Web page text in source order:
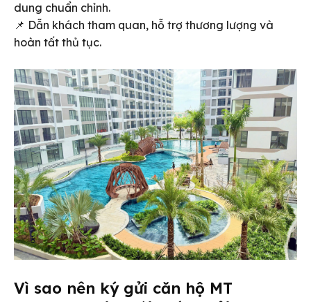
dung chuẩn chỉnh.
📌 Dẫn khách tham quan, hỗ trợ thương lượng và
hoàn tất thủ tục.
Vì sao nên ký gửi căn hộ MT